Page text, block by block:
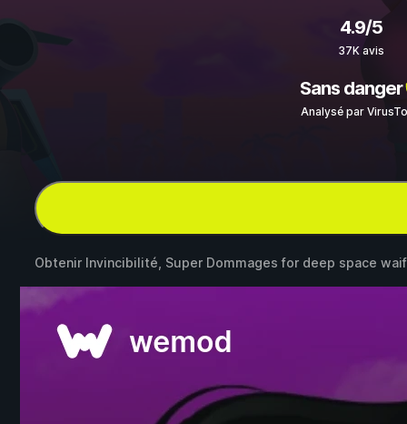
4.9/5
37K avis
Sans danger
Analysé par
Obtenir Invincibilité, Super Dommages for deep space